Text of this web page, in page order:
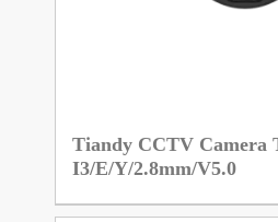
Tiandy CCTV Camera
I3/E/Y/2.8mm/V5.0